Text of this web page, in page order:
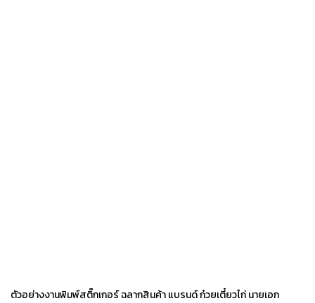
ตัวอย่างงานพิมพ์สติ๊กเกอร์ ฉลากสินค้า แบรนด์ ก๋วยเตี๋ยวไก่ นายเอก